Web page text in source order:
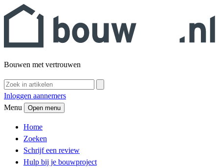
Bouwen met vertrouwen
Inloggen aannemers
Menu
Open menu
Home
Zoeken
Schrijf een review
Hulp bij je bouwproject